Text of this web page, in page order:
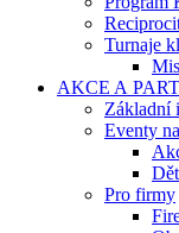
Turnaje
AKCE A
Základní
Eventy
Pro firmy